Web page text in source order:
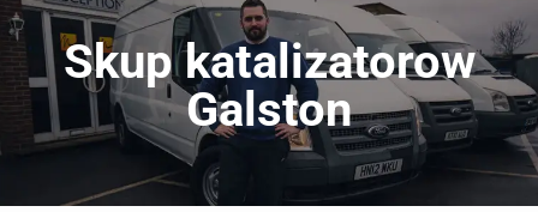
Skup katalizatorow
Galston